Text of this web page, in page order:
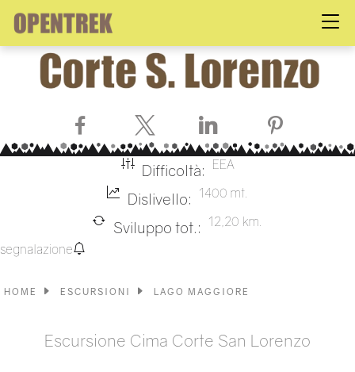
Facebook LinkedIn
Difficoltà: EEA
Dislivello: 1400 mt.
Sviluppo tot.: 12,20 km.
segnalazione
HOME ESCURSIONI LAGO MAGGIORE
Escursione Cima Corte San Lorenzo